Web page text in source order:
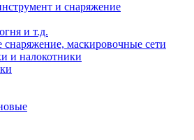
и снаряжение
и т.д.
снаряжение, маскировочные сети
и налокотники